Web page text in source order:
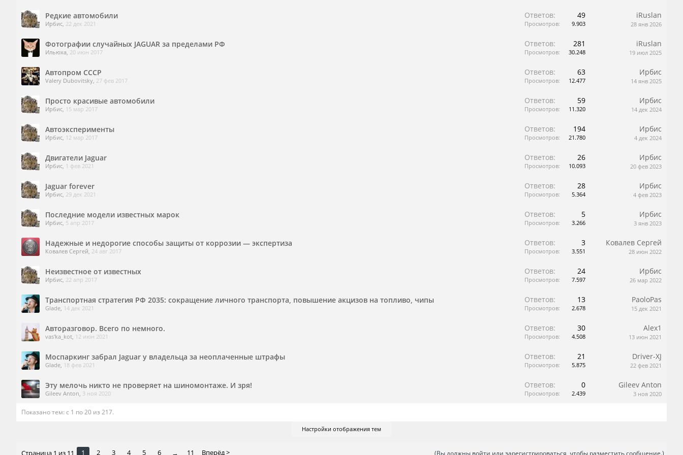
Редкие автомобили
Ирбис, 22 дек 2021
Ответов: 49
Просмотров: 9.903
iRuslan
28 янв 2026
Фотографии случайных JAGUAR за пределами РФ
Ильюха, 20 июн 2017
Ответов: 281
Просмотров: 30.248
iRuslan
19 июл 2025
Автопром СССР
Valery Dubovitsky, 27 фев 2017
Ответов: 63
Просмотров: 12.477
Ирбис
14 янв 2025
Просто красивые автомобили
Ирбис, 15 мар 2017
Ответов: 59
Просмотров: 11.320
Ирбис
14 дек 2024
Автоэксперименты
Ирбис, 12 мар 2017
Ответов: 194
Просмотров: 21.780
Ирбис
4 дек 2024
Двигатели Jaguar
Ирбис, 1 фев 2021
Ответов: 26
Просмотров: 10.093
Ирбис
20 фев 2023
Jaguar forever
Ирбис, 29 дек 2021
Ответов: 28
Просмотров: 5.364
Ирбис
4 фев 2023
Последние модели известных марок
Ирбис, 5 апр 2017
Ответов: 5
Просмотров: 3.266
Ирбис
3 янв 2023
Надежные и недорогие способы защиты от коррозии — экспертиза
Ковалев Сергей, 24 авг 2017
Ответов: 3
Просмотров: 3.551
Ковалев Сергей
28 июн 2022
Неизвестное от известных
Ирбис, 22 апр 2017
Ответов: 24
Просмотров: 7.597
Ирбис
26 мар 2022
Транспортная стратегия РФ 2035: сокращение личного транспорта, повышение акцизов на топливо, чипы
Glade, 14 дек 2021
Ответов: 13
Просмотров: 2.678
PaoloPas
15 дек 2021
Авторазговор. Всего по немного.
vas'ka_kot, 12 июн 2021
Ответов: 30
Просмотров: 4.508
Alex1
13 июн 2021
Моспаркинг забрал Jaguar у владельца за неоплаченные штрафы
Glade, 18 фев 2021
Ответов: 21
Просмотров: 5.875
Driver-XJ
22 фев 2021
Эту мелочь никто не проверяет на шиномонтаже. И зря!
Gileev Anton, 3 ноя 2020
Ответов: 0
Просмотров: 2.439
Gileev Anton
3 ноя 2020
Показано тем: с 1 по 20 из 217.
Настройки отображения тем
(Вы должны войти или зарегистрироваться, чтобы разместить сообщение.)
Страница 1 из 11 1 2 3 4 5 6 → 11 Вперёд >